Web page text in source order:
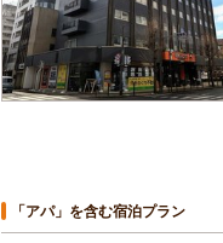
「アパ」を含む宿泊プラン